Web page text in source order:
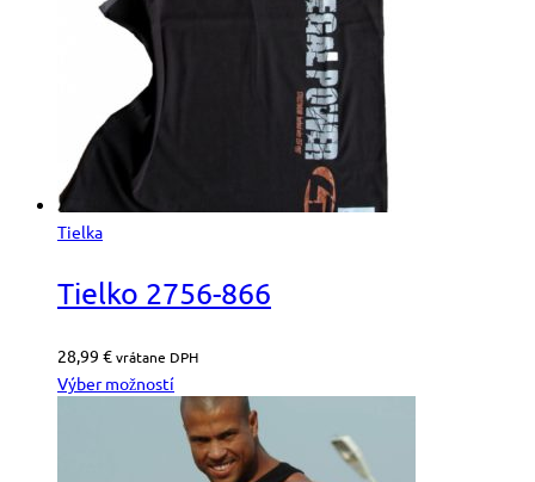
Tielka
Tielko 2756-866
28,99 €vrátane DPH
Výber možností